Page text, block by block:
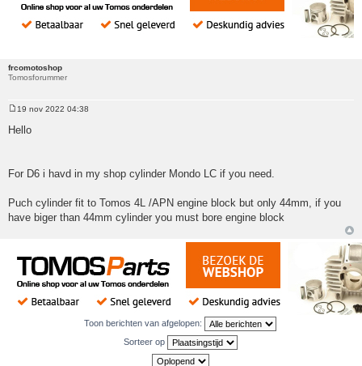
frcomotoshop
Tomosforummer
19 nov 2022 04:38
Hello
For D6 i havd in my shop cylinder Mondo LC if you need.
Puch cylinder fit to Tomos 4L /APN engine block but only 44mm, if you
have biger than 44mm cylinder you must bore engine block
Toon berichten van afgelopen:
Sorteer op